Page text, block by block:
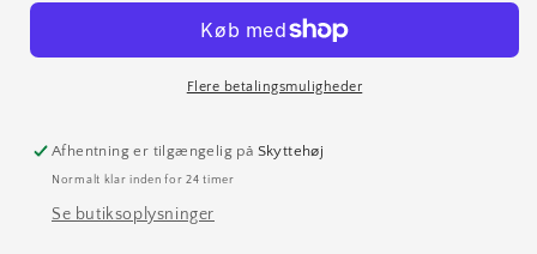
sort/hvid
Flere betalingsmuligheder
Afhentning er tilgængelig på Skyttehøj
Normalt klar inden for 24 timer
Se butiksoplysninger